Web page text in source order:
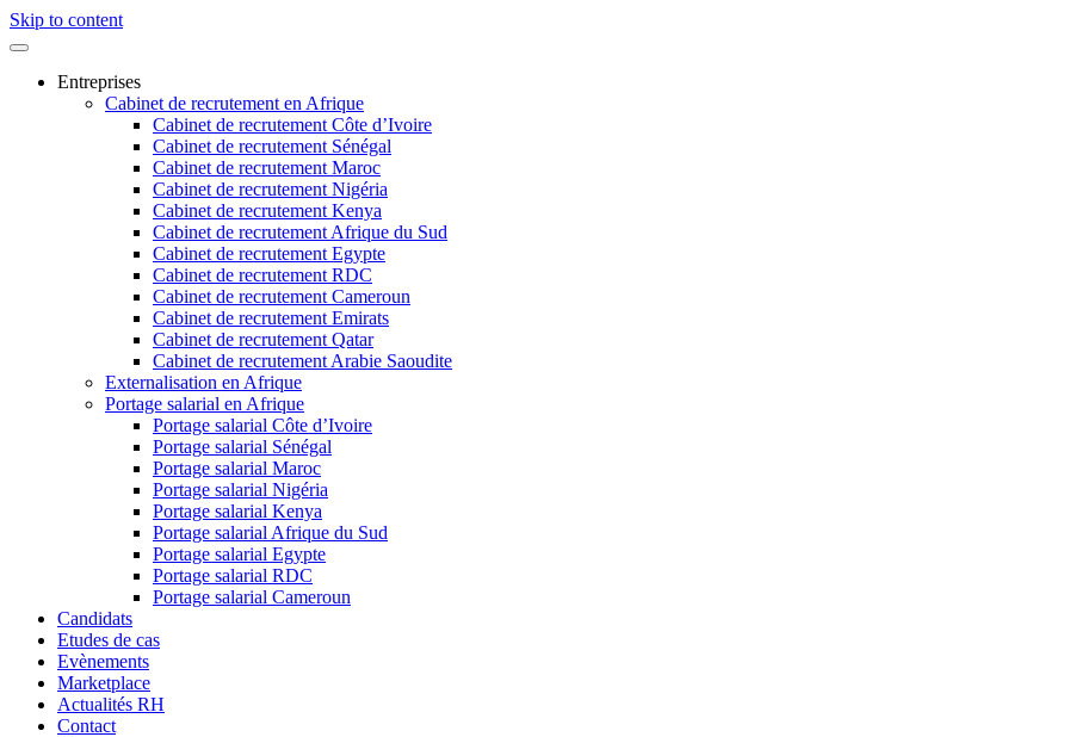
Skip to content
Entreprises
Cabinet de recrutement en Afrique
Cabinet de recrutement Côte d’Ivoire
Cabinet de recrutement Sénégal
Cabinet de recrutement Maroc
Cabinet de recrutement Nigéria
Cabinet de recrutement Kenya
Cabinet de recrutement Afrique du Sud
Cabinet de recrutement Egypte
Cabinet de recrutement RDC
Cabinet de recrutement Cameroun
Cabinet de recrutement Emirats
Cabinet de recrutement Qatar
Cabinet de recrutement Arabie Saoudite
Externalisation en Afrique
Portage salarial en Afrique
Portage salarial Côte d’Ivoire
Portage salarial Sénégal
Portage salarial Maroc
Portage salarial Nigéria
Portage salarial Kenya
Portage salarial Afrique du Sud
Portage salarial Egypte
Portage salarial RDC
Portage salarial Cameroun
Candidats
Etudes de cas
Evènements
Marketplace
Actualités RH
Contact